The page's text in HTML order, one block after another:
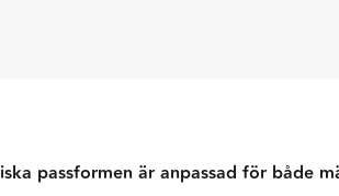
passformen är anpassad för både